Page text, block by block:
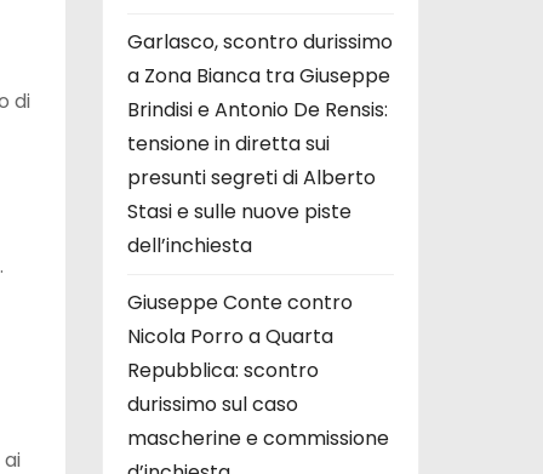
di
Garlasco, scontro durissimo
a Zona Bianca tra Giuseppe
Brindisi e Antonio De Rensis:
tensione in diretta sui
presunti segreti di Alberto
Stasi e sulle nuove piste
dell’inchiesta
Giuseppe Conte contro
Nicola Porro a Quarta
Repubblica: scontro
durissimo sul caso
mascherine e commissione